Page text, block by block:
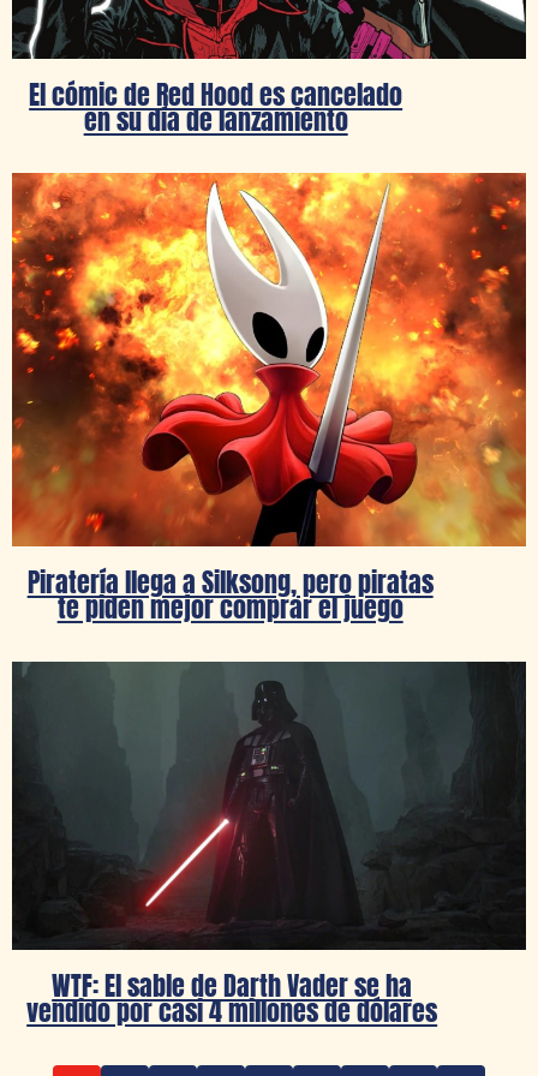
El cómic de Red Hood es cancelado
en su día de lanzamiento
Piratería llega a Silksong, pero piratas
te piden mejor comprar el juego
WTF: El sable de Darth Vader se ha
vendido por casi 4 millones de dólares